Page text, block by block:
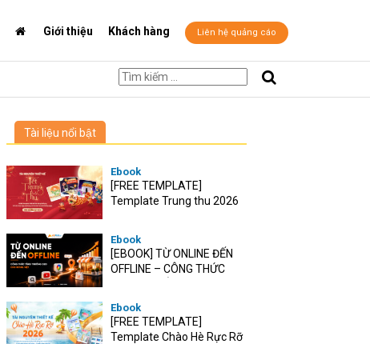
Giới thiệu Khách hàng Liên hệ quảng cáo
Tài liệu nổi bật
Ebook
[FREE TEMPLATE]
Template Trung thu 2026
Ebook
[EBOOK] TỪ ONLINE ĐẾN
OFFLINE – CÔNG THỨC
Ebook
[FREE TEMPLATE]
Template Chào Hè Rực Rỡ